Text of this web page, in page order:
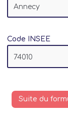
Code INSEE
Suite du